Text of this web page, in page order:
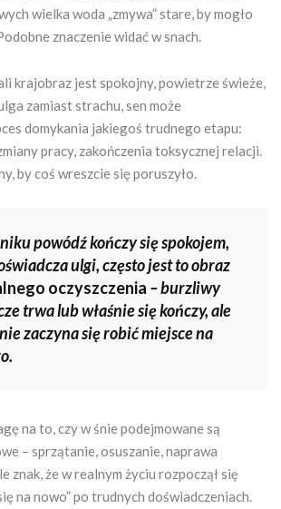
wielka woda „zmywa” stare, by mogło
znaczenie widać w snach.
krajobraz jest spokojny, powietrze świeże,
zamiast strachu, sen może
domykania jakiegoś trudnego etapu:
pracy, zakończenia toksycznej relacji.
by coś wreszcie się poruszyło.
powódź kończy się spokojem,
ulgi, często jest to obraz
oczyszczenia – burzliwy
trwa lub właśnie się kończy, ale
zaczyna się robić miejsce na
na to, czy w śnie podejmowane są
– sprzątanie, osuszanie, naprawa
znak, że w realnym życiu rozpoczął się
na nowo” po trudnych doświadczeniach.